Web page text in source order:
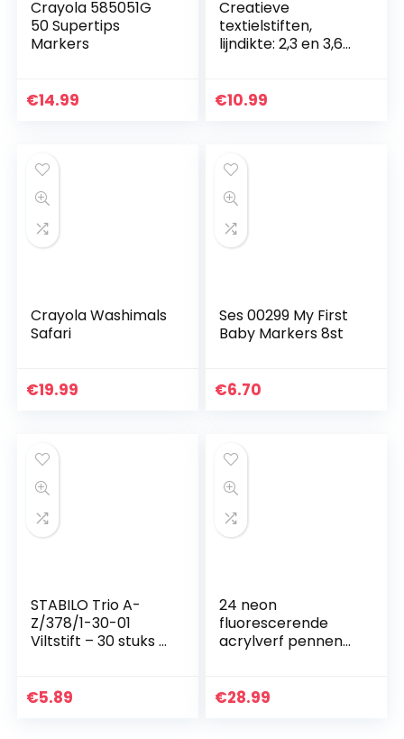
Crayola 585051G
50 Supertips
Markers
€14.99
Creatieve
textielstiften,
lijndikte: 2,3 en 3,6
€10.99
Crayola Washimals
Safari
€19.99
Ses 00299 My First
Baby Markers 8st
€6.70
STABILO Trio A-
Z/378/1-30-01
Viltstift – 30 stuks –
kleuren
€5.89
24 neon
fluorescerende
acrylverf pennen
mm middelgrote
€28.99